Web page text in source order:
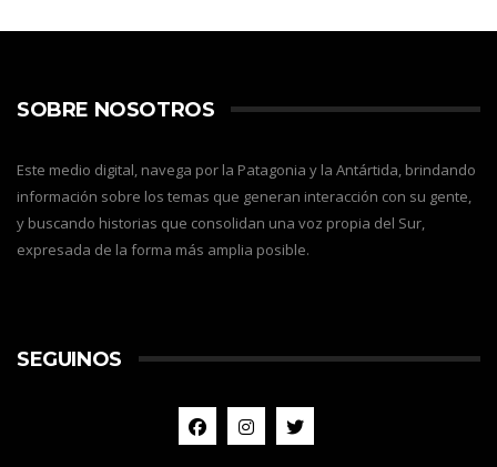
SOBRE NOSOTROS
Este medio digital, navega por la Patagonia y la Antártida, brindando
información sobre los temas que generan interacción con su gente,
y buscando historias que consolidan una voz propia del Sur,
expresada de la forma más amplia posible.
SEGUINOS